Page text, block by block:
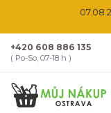
+420 608 886 135
( Po-So, 07-18 h )